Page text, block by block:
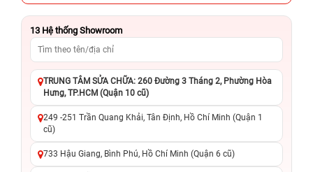
13 Hệ thống Showroom
TRUNG TÂM SỬA CHỮA: 260 Đường 3 Tháng 2, Phường Hòa
Hưng, TP.HCM (Quận 10 cũ)
249 -251 Trần Quang Khải, Tân Định, Hồ Chí Minh (Quận 1
cũ)
733 Hậu Giang, Bình Phú, Hồ Chí Minh (Quận 6 cũ)